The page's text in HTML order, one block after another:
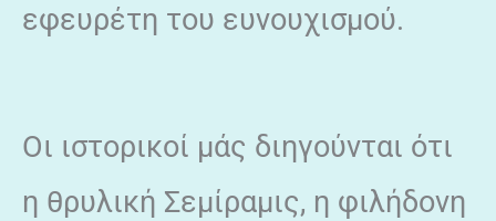
εφευρέτη του ευνουχισμού.
Οι ιστορικοί μάς διηγούνται ότι
η θρυλική Σεμίραμις, η φιλήδονη